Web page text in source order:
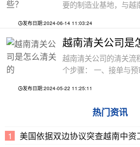
要的制造业基地，与越
发布日期:2024-06-14 11:03:24
越南清关公司是
越南清关公司的清关流
个步骤： 一、接单与
发布日期:2024-05-22 11:25:11
热门资讯
美国依据双边协议突查越南中资